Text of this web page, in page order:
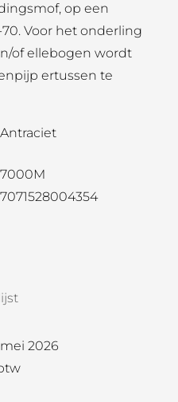
op een
Voor het onderling
of ellebogen wordt
ertussen te
Antraciet
7000M
7071528004354
2026